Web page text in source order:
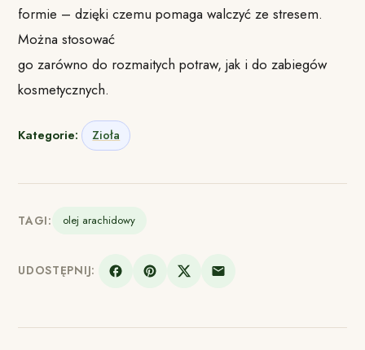
formie – dzięki czemu pomaga walczyć ze stresem.
Można stosować
go zarówno do rozmaitych potraw, jak i do zabiegów
kosmetycznych.
Kategorie: Zioła
TAGI: olej arachidowy
UDOSTĘPNIJ: